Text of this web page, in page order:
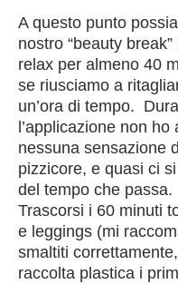
A questo punto
nostro “beauty
relax per almeno 40
se riusciamo a
un’ora di tempo.
l’applicazione non ho
nessuna sensazione
pizzicore, e quasi ci
del tempo che passa.
Trascorsi i 60 minuti
e leggings (mi
smaltiti
raccolta plastica i